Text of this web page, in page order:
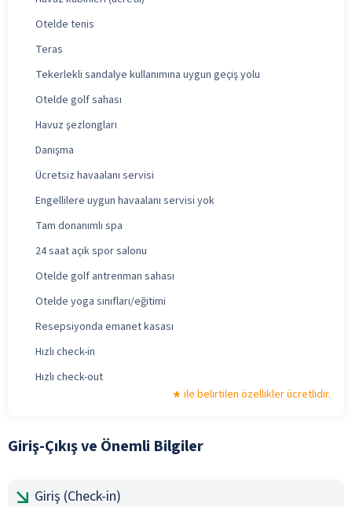
Otelde tenis
Teras
Tekerlekli sandalye kullanımına uygun geçiş yolu
Otelde golf sahası
Havuz şezlongları
Danışma
Ücretsiz havaalanı servisi
Engellilere uygun havaalanı servisi yok
Tam donanımlı spa
24 saat açık spor salonu
Otelde golf antrenman sahası
Otelde yoga sınıfları/eğitimi
Resepsiyonda emanet kasası
Hızlı check-in
Hızlı check-out
ile belirtilen özellikler ücretlidir.
Giriş-Çıkış ve Önemli Bilgiler
Giriş (Check-in)